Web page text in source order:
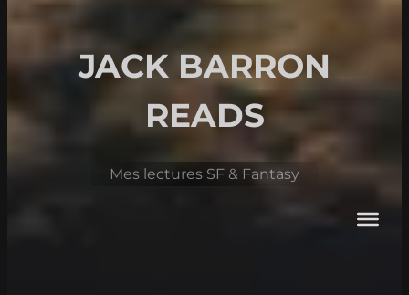
JACK BARRON
READS
Mes lectures SF & Fantasy